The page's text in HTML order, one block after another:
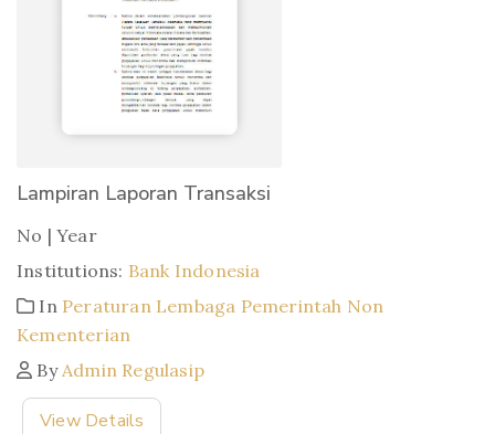
Lampiran Laporan Transaksi
No | Year
Institutions: Bank Indonesia
In Peraturan Lembaga Pemerintah Non
Kementerian
By Admin Regulasip
View Details